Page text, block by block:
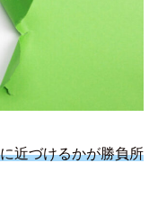
近づけるかが勝負所